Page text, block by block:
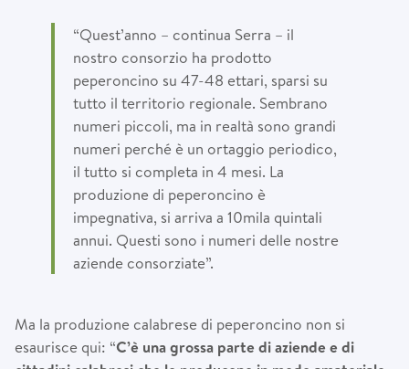
“Quest’anno – continua Serra – il
nostro consorzio ha prodotto
peperoncino su 47-48 ettari, sparsi su
tutto il territorio regionale. Sembrano
numeri piccoli, ma in realtà sono grandi
numeri perché è un ortaggio periodico,
il tutto si completa in 4 mesi. La
produzione di peperoncino è
impegnativa, si arriva a 10mila quintali
annui. Questi sono i numeri delle nostre
aziende consorziate”.
Ma la produzione calabrese di peperoncino non si
esaurisce qui: “C’è una grossa parte di aziende e di